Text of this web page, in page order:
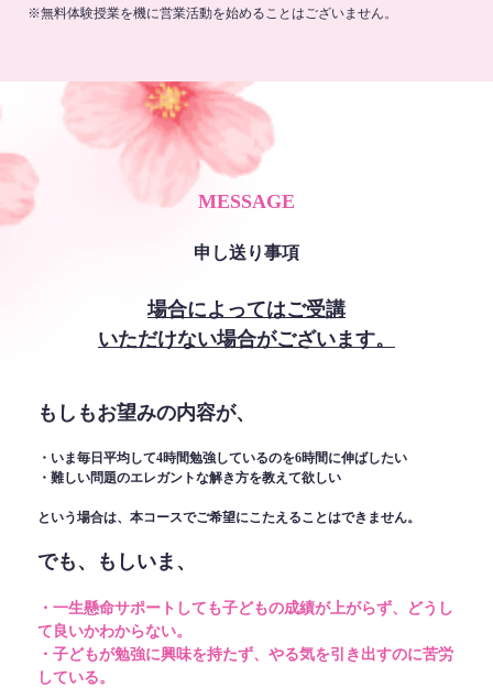
※無料体験授業を機に営業活動を始めることはございません。
MESSAGE
申し送り事項
場合によってはご受講
いただけない場合がございます。
もしもお望みの内容が、
・いま毎日平均して4時間勉強しているのを6時間に伸ばしたい
・難しい問題のエレガントな解き方を教えて欲しい
という場合は、本コースでご希望にこたえることはできません。
でも、もしいま、
・一生懸命サポートしても子どもの成績が上がらず、どうし
て良いかわからない。
・子どもが勉強に興味を持たず、やる気を引き出すのに苦労
している。